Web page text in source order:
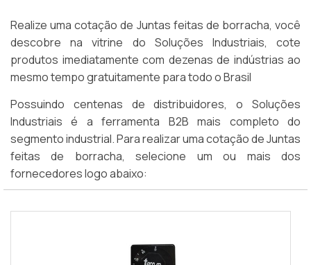
Realize uma cotação de Juntas feitas de borracha, você
descobre na vitrine do Soluções Industriais, cote
produtos imediatamente com dezenas de indústrias ao
mesmo tempo gratuitamente para todo o Brasil
Possuindo centenas de distribuidores, o Soluções
Industriais é a ferramenta B2B mais completo do
segmento industrial. Para realizar uma cotação de Juntas
feitas de borracha, selecione um ou mais dos
fornecedores logo abaixo: